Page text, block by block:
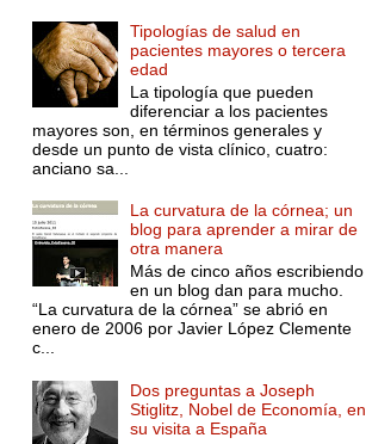
Tipologías de salud en
pacientes mayores o tercera
edad
La tipología que pueden
diferenciar a los pacientes
mayores son, en términos generales y
desde un punto de vista clínico, cuatro:
anciano sa...
La curvatura de la córnea; un
blog para aprender a mirar de
otra manera
Más de cinco años escribiendo
en un blog dan para mucho.
“La curvatura de la córnea” se abrió en
enero de 2006 por Javier López Clemente
c...
Dos preguntas a Joseph
Stiglitz, Nobel de Economía, en
su visita a España